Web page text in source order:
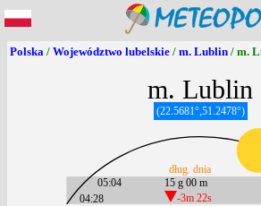
Polska / Województwo lubelskie / m. Lublin / m.
m. Lublin
(22.5681°,51.2478°)
04:28
05:04
15 g 00 m
-3m 22s
dług. dnia